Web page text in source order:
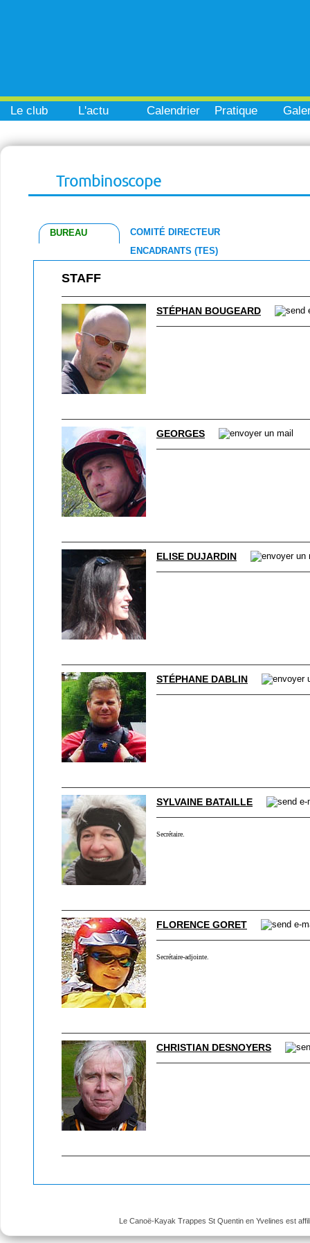
Le club L'actu Calendrier Pratique
Trombinoscope
BUREAU
COMITÉ DIRECTEUR
ENCADRANTS (TES)
STAFF
STÉPHAN BOUGEARD
GEORGES
ELISE DUJARDIN
STÉPHANE DABLIN
SYLVAINE BATAILLE
Secrétaire.
FLORENCE GORET
Secrétaire-adjointe.
CHRISTIAN DESNOYERS
Le Canoë-Kayak Trappes St Quentin en Yvelines est